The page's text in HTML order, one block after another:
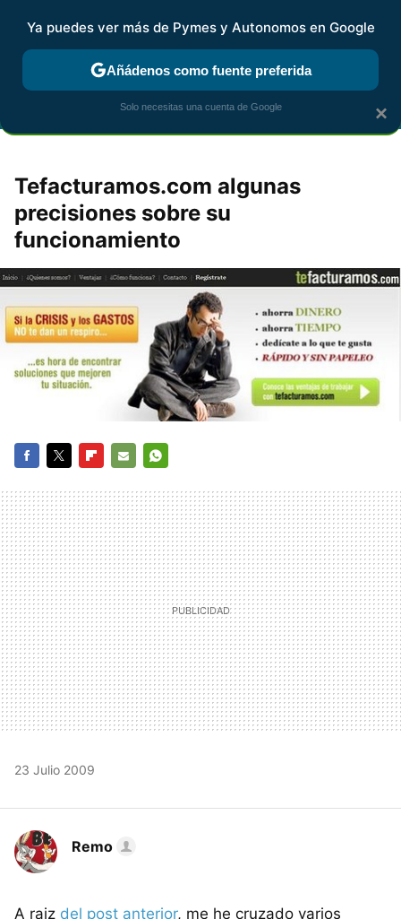
FISCALIDAD Y CONTABILIDAD KIT DIGITAL RENTA
Tefacturamos.com algunas
precisiones sobre su
funcionamiento
MAIL
23 Julio 2009
Remo
A raiz del post anterior, me he cruzado varios
×
Ya puedes ver más de Pymes y Autonomos en Google
Añádenos como fuente preferida
Solo necesitas una cuenta de Google